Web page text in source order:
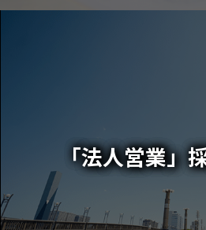
「法人営業」